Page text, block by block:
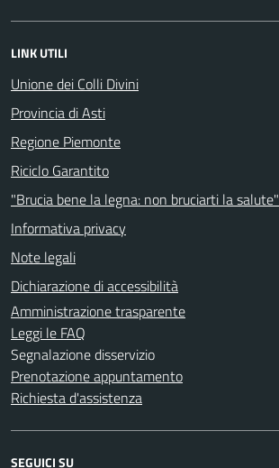
LINK UTILI
Unione dei Colli Divini
Provincia di Asti
Regione Piemonte
Riciclo Garantito
"Brucia bene la legna: non bruciarti la salute"
Informativa privacy
Note legali
Dichiarazione di accessibilità
Amministrazione trasparente
Leggi le FAQ
Segnalazione disservizio
Prenotazione appuntamento
Richiesta d'assistenza
SEGUICI SU